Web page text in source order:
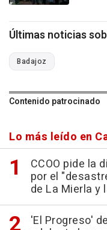
Últimas noticias
Badajoz
Contenido patrocinado
Lo más leído en
CCOO pide la
por el
de La Mierla y
'El Progreso'